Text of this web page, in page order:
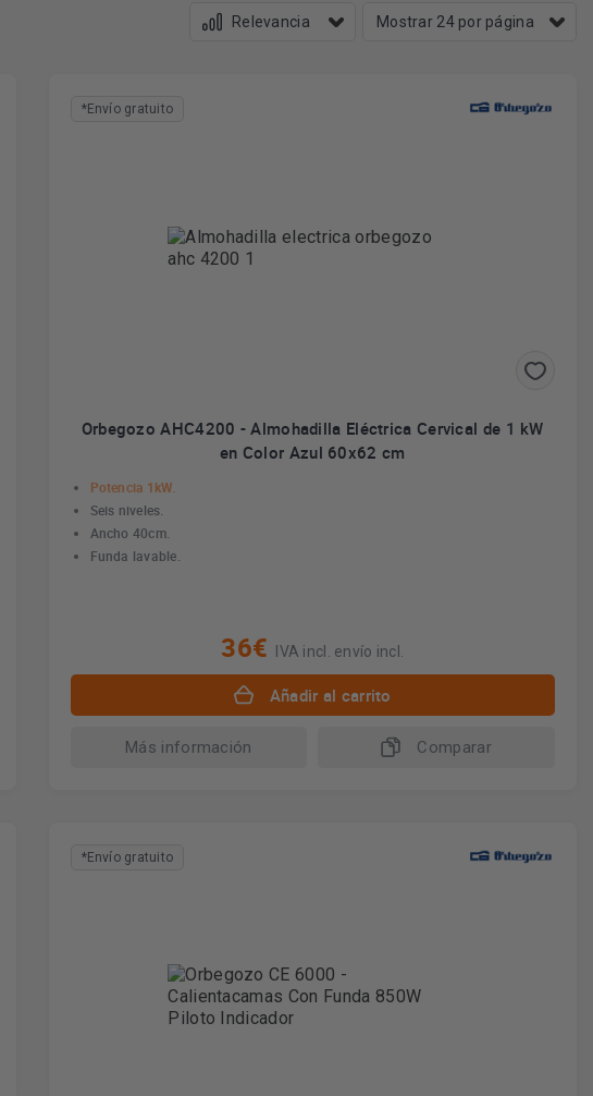
*Envío gratuito
Orbegozo AHC4200 - Almohadilla Eléctrica Cervical de 1 kW
en Color Azul 60x62 cm
Potencia 1kW.
Seis niveles.
Ancho 40cm.
Funda lavable.
36€ IVA incl. envío incl.
Añadir al carrito
Más información Comparar
*Envío gratuito